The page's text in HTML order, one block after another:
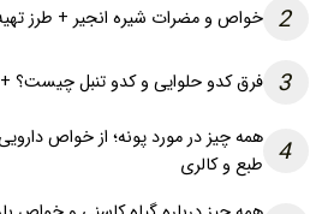
2 خواص و مضرات شیره انجیر + طرز
3 فرق کدو حلوایی و کدو تنبل
4 همه چیز در مورد پونه؛ از خواص
طبع و کالری